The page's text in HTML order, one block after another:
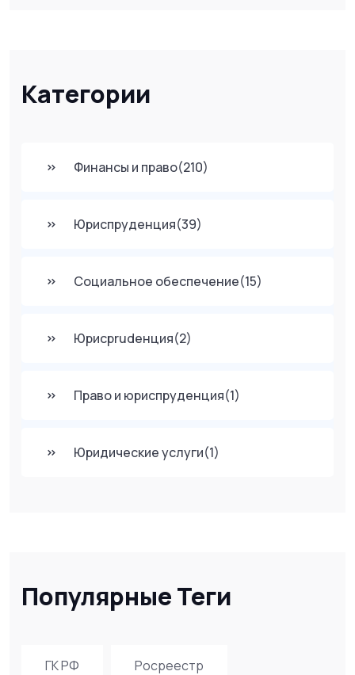
Категории
Финансы и право(210)
Юриспруденция(39)
Социальное обеспечение(15)
Юрисprudенция(2)
Право и юриспруденция(1)
Юридические услуги(1)
Популярные Теги
ГК РФ Росреестр